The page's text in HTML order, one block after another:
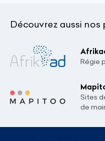
Découvrez aussi
Régie
Sites
de